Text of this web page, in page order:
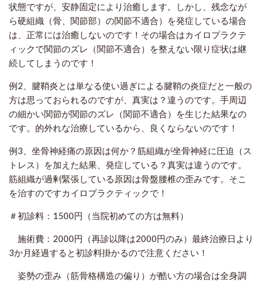
状態ですが、安静固定により治癒します。しかし、残念なが
ら硬組織（骨、関節部）の関節不適合）を発症している場合
は、正常には治癒しないのです！ その場合はカイロプラクテ
ィックで関節のズレ（関節不適合）を整えない限り症状は継
続してしまうのです！
例2、腱鞘炎とは単なる使い過ぎによる腱鞘の炎症だと一般の
方は思っておられるのですが、真実は？違うのです。手周辺
の細かい関節が関節のズレ（関節不適合）を生じた結果なの
です。的外れな治療しているから、良くならないのです！
例3、坐骨神経痛の原因は何か？筋組織が坐骨神経に圧迫（ス
トレス）を加えた結果、発症している？真実は違うのです。
筋組織が過剰緊張している原因は骨盤腰椎の歪みです。そこ
を治すのですカイロプラクティックで！
＃初診料：1500円（当院初めての方は無料）
施術費：2000円（再診以降は2000円のみ）最終治療日より
3か月経過すると初診料掛かるので注意ください！
姿勢の歪み（筋骨格構造の偏り）が酷い方の場合は全身調